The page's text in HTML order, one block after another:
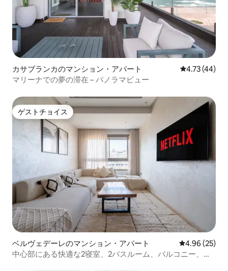
カサブランカのマンション・アパート レビュー44
4.73 (44)
マリーナでの夢の滞在 – パノラマビュー
ゲストチョイス
ゲストチョイス
ベルヴェデーレのマンション・アパート レビュー25
4.96 (25)
中心部にある快適な2寝室、2バスルーム、バルコニー、ク